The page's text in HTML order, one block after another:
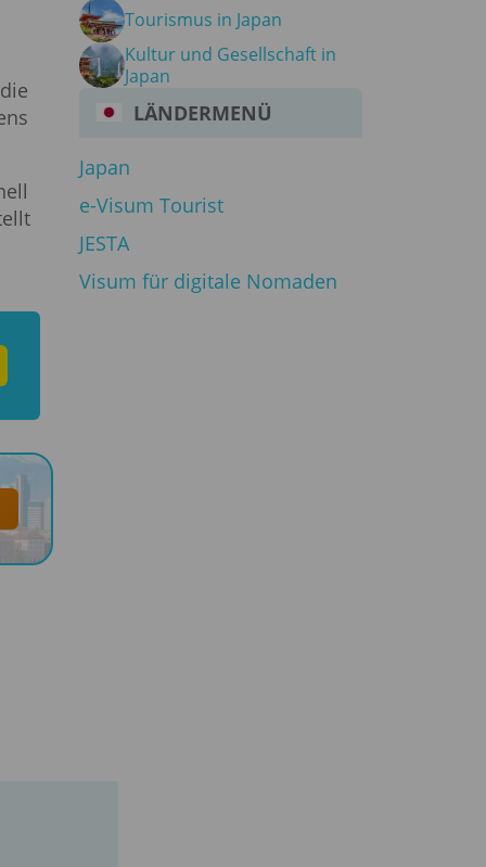
Tourismus in Japan
Kultur und Gesellschaft in
Japan
LÄNDERMENÜ
Japan
e-Visum Tourist
JESTA
Visum für digitale Nomaden